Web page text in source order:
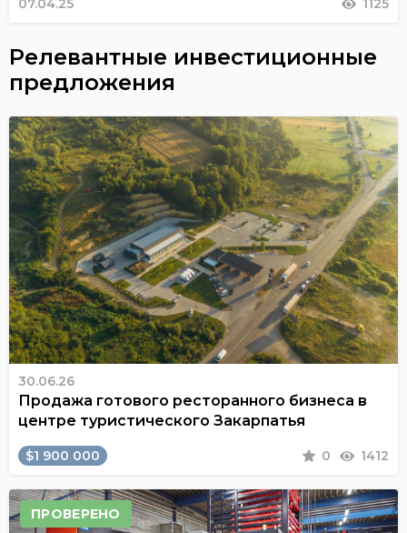
07.04.25 1125
Релевантные инвестиционные
предложения
30.06.26
Продажа готового ресторанного бизнеса в
центре туристического Закарпатья
$1 900 000 0 1412
ПРОВЕРЕНО